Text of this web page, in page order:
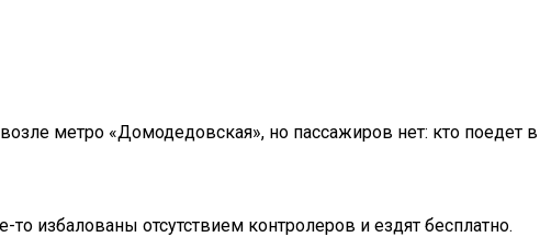
метро «Домодедовская», но пассажиров нет: кто поедет в
избалованы отсутствием контролеров и ездят бесплатно.